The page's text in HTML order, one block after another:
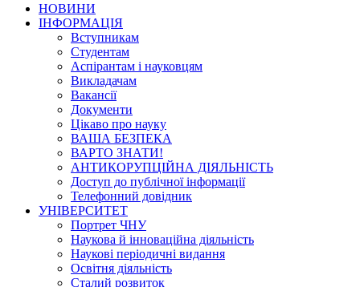
НОВИНИ
ІНФОРМАЦІЯ
Вступникам
Студентам
Аспірантам і науковцям
Викладачам
Вакансії
Документи
Цікаво про науку
ВАША БЕЗПЕКА
ВАРТО ЗНАТИ!
АНТИКОРУПЦІЙНА ДІЯЛЬНІСТЬ
Доступ до публічної інформації
Телефонний довідник
УНІВЕРСИТЕТ
Портрет ЧНУ
Наукова й інноваційна діяльність
Наукові періодичні видання
Освітня діяльність
Сталий розвиток